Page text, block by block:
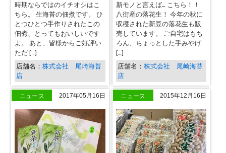
時期ならではのイチオシはこ
ちら。 生海苔の佃煮です。 ひ
とつひとつ手作りされたこの
佃煮、とってもおいしいです
よ。 あと、皆様からご好評い
ただ […]
店舗名：株式会社 尾崎海苔
店
新モノと言えば… こちら！！
八街産の落花生！ 今年の秋に
収穫された新豆の落花生も販
売しています。 ご自宅はもち
ろん、ちょっとした手みやげ
[…]
店舗名： 株式会社 尾崎海苔
店
ニュース 2017年05月16日 ニュース 2015年12月16日